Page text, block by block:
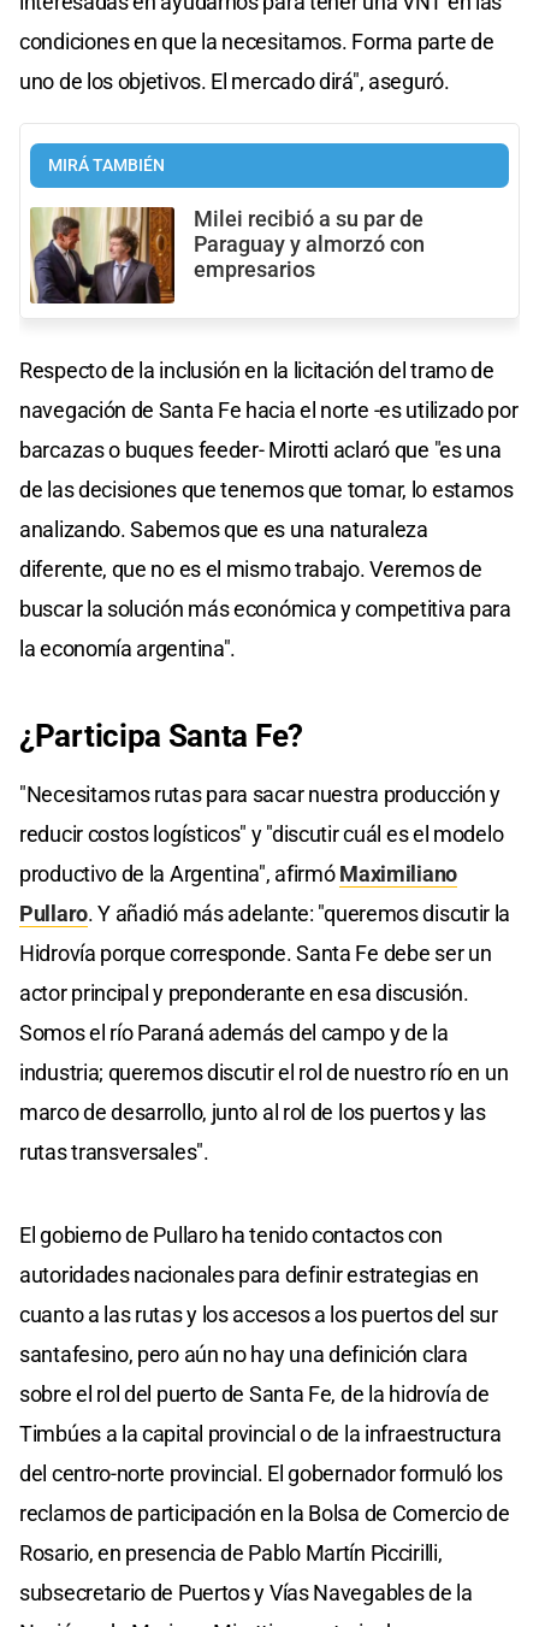
condiciones en que la necesitamos. Forma parte de
uno de los objetivos. El mercado dirá", aseguró.
MIRÁ TAMBIÉN
Milei recibió a su par de
Paraguay y almorzó con
empresarios
Respecto de la inclusión en la licitación del tramo de
navegación de Santa Fe hacia el norte -es utilizado por
barcazas o buques feeder- Mirotti aclaró que "es una
de las decisiones que tenemos que tomar, lo estamos
analizando. Sabemos que es una naturaleza
diferente, que no es el mismo trabajo. Veremos de
buscar la solución más económica y competitiva para
la economía argentina".
¿Participa Santa Fe?
"Necesitamos rutas para sacar nuestra producción y
reducir costos logísticos" y "discutir cuál es el modelo
productivo de la Argentina", afirmóMaximiliano
Pullaro. Y añadió más adelante: "queremos discutir la
Hidrovía porque corresponde. Santa Fe debe ser un
actor principal y preponderante en esa discusión.
Somos el río Paraná además del campo y de la
industria; queremos discutir el rol de nuestro río en un
marco de desarrollo, junto al rol de los puertos y las
rutas transversales".
El gobierno de Pullaro ha tenido contactos con
autoridades nacionales para definir estrategias en
cuanto a las rutas y los accesos a los puertos del sur
santafesino, pero aún no hay una definición clara
sobre el rol del puerto de Santa Fe, de la hidrovía de
Timbúes a la capital provincial o de la infraestructura
del centro-norte provincial. El gobernador formuló los
reclamos de participación en la Bolsa de Comercio de
Rosario, en presencia de Pablo Martín Piccirilli,
subsecretario de Puertos y Vías Navegables de la